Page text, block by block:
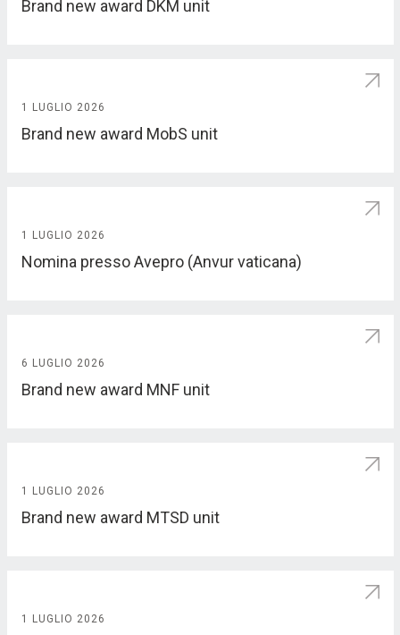
Brand new award DKM unit
1 LUGLIO 2026
Brand new award MobS unit
1 LUGLIO 2026
Nomina presso Avepro (Anvur vaticana)
6 LUGLIO 2026
Brand new award MNF unit
1 LUGLIO 2026
Brand new award MTSD unit
1 LUGLIO 2026